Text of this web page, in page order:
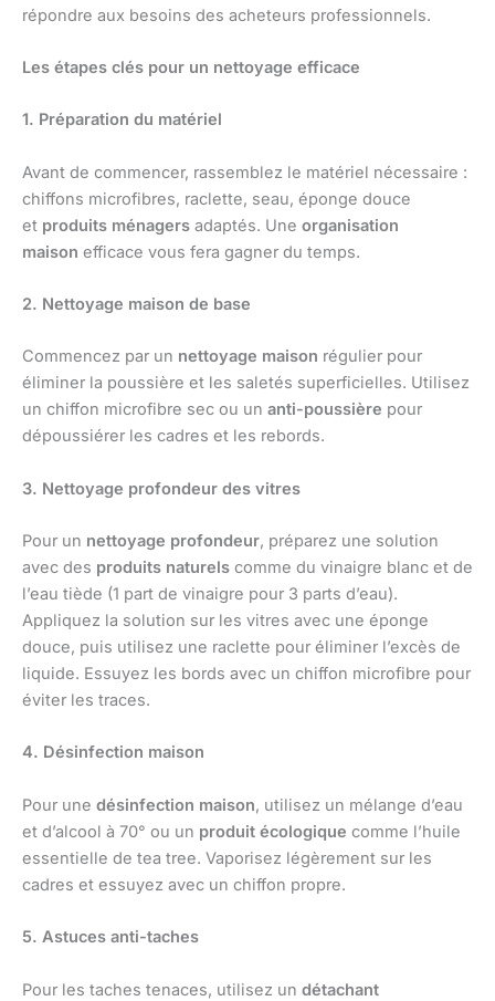
répondre aux besoins des acheteurs professionnels.
Les étapes clés pour un nettoyage efficace
1. Préparation du matériel
Avant de commencer, rassemblez le matériel nécessaire :
chiffons microfibres, raclette, seau, éponge douce
et produits ménagers adaptés. Une organisation
maison efficace vous fera gagner du temps.
2. Nettoyage maison de base
Commencez par un nettoyage maison régulier pour
éliminer la poussière et les saletés superficielles. Utilisez
un chiffon microfibre sec ou un anti-poussière pour
dépoussiérer les cadres et les rebords.
3. Nettoyage profondeur des vitres
Pour un nettoyage profondeur, préparez une solution
avec des produits naturels comme du vinaigre blanc et de
l’eau tiède (1 part de vinaigre pour 3 parts d’eau).
Appliquez la solution sur les vitres avec une éponge
douce, puis utilisez une raclette pour éliminer l’excès de
liquide. Essuyez les bords avec un chiffon microfibre pour
éviter les traces.
4. Désinfection maison
Pour une désinfection maison, utilisez un mélange d’eau
et d’alcool à 70° ou un produit écologique comme l’huile
essentielle de tea tree. Vaporisez légèrement sur les
cadres et essuyez avec un chiffon propre.
5. Astuces anti-taches
Pour les taches tenaces, utilisez un détachant